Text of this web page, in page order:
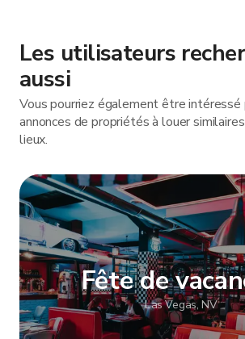
Les utilisateurs
aussi
Vous pourriez également être intéressé
annonces de propriétés à louer
lieux.
Fête de
Las Vegas, NV